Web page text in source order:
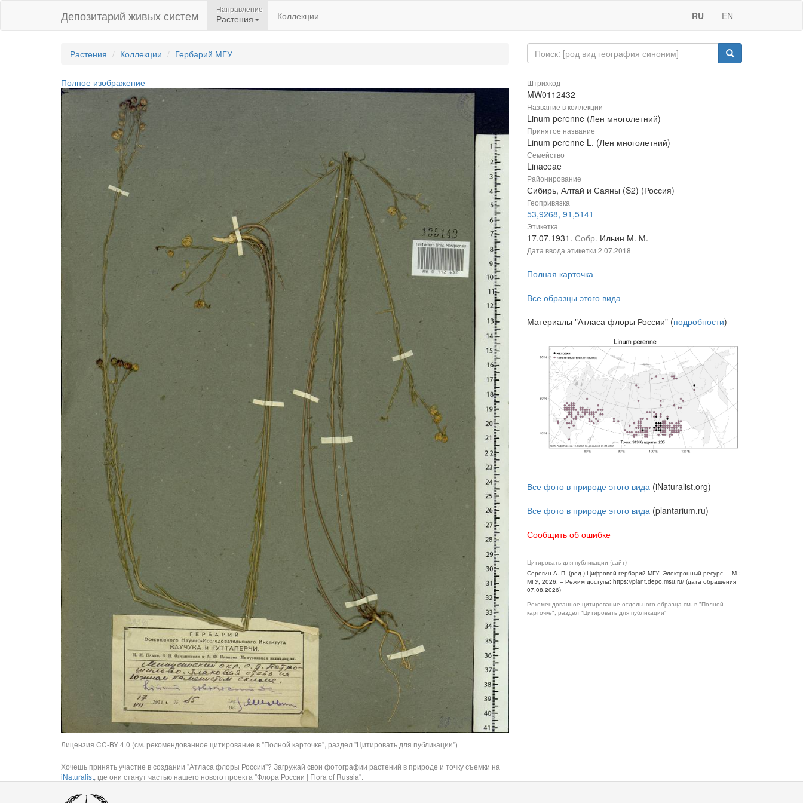
Депозитарий живых систем Направление
Растения Коллекции RU EN
Растения Коллекции Гербарий МГУ
Полное изображение
Лицензия CC-BY 4.0 (см. рекомендованное цитирование в "Полной карточке", раздел "Цитировать для публикации")
Хочешь принять участие в создании "Атласа флоры России"? Загружай свои фотографии растений в природе и точку съемки на
iNaturalist, где они станут частью нашего нового проекта "Флора России | Flora of Russia".
Штрихкод
MW0112432
Название в коллекции
Linum perenne (Лен многолетний)
Принятое название
Linum perenne L. (Лен многолетний)
Семейство
Linaceae
Районирование
Сибирь, Алтай и Саяны (S2) (Россия)
Геопривязка
53,9268, 91,5141
Этикетка
17.07.1931. Собр. Ильин М. М.
Дата ввода этикетки 2.07.2018
Полная карточка
Все образцы этого вида
Материалы "Атласа флоры России" (подробности)
Все фото в природе этого вида (iNaturalist.org)
Все фото в природе этого вида (plantarium.ru)
Сообщить об ошибке
Цитировать для публикации (сайт)
Серегин А. П. (ред.) Цифровой гербарий МГУ: Электронный ресурс. – М.:
МГУ, 2026. – Режим доступа: https://plant.depo.msu.ru/ (дата обращения
07.08.2026)
Рекомендованное цитирование отдельного образца см. в "Полной
карточке", раздел "Цитировать для публикации"